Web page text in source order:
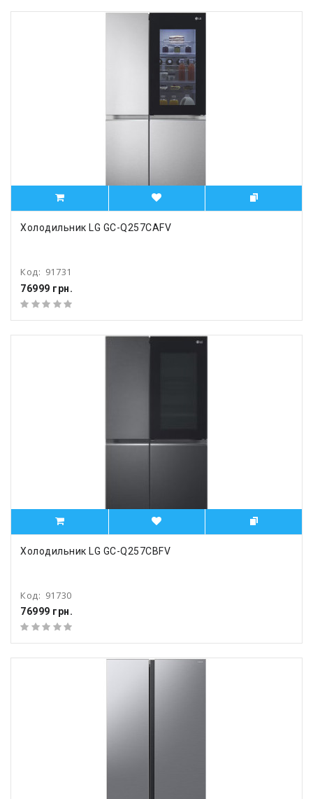
Холодильник LG GC-Q257CAFV
Код: 91731
76999 грн.
Холодильник LG GC-Q257CBFV
Код: 91730
76999 грн.